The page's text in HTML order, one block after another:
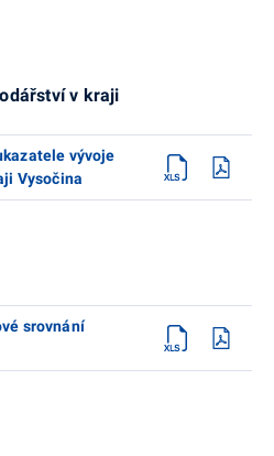
v kraji
vývoje
Vysočina
srovnání